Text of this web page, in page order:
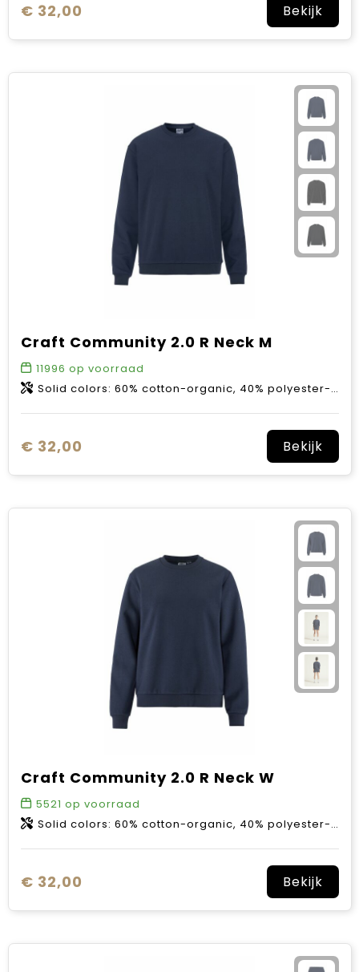
€ 32,00 Bekijk
Craft Community 2.0 R Neck M
11996 op voorraad
Solid colors: 60% cotton-organic, 40% polyester-recycled. Melange colors: 63% cotton-organic, 31% polyester-recycled, 6% viscose.
€ 32,00 Bekijk
Craft Community 2.0 R Neck W
5521 op voorraad
Solid colors: 60% cotton-organic, 40% polyester-recycled. Melange colors: 63% cotton-organic, 31% polyester-recycled, 6% viscose.
€ 32,00 Bekijk